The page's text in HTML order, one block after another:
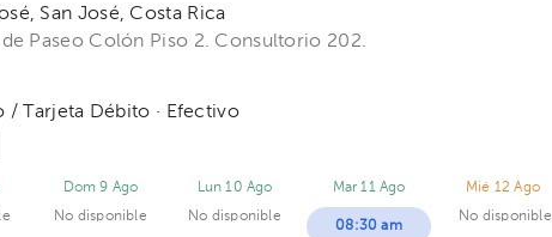
San José, Costa Rica
Paseo Colón Piso 2. Consultorio 202.
/ Tarjeta Débito · Efectivo
Dom 9 Ago
No disponible
Lun 10 Ago
No disponible
Mar 11 Ago
08:30 am
Mié 12 Ago
No disponible